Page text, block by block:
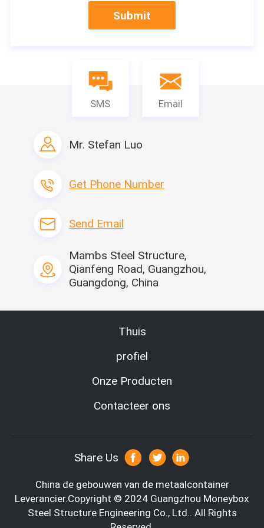
24 uren online &one aan de één dienst, lossen efficiënt
3.Customers zijn warm wordt ingestemd met om onze
fabriek op elk ogenblik, zelfs tijdens vakantie te bezoeken
product het verschepen.
Submit
SMS Email
Mr. Stefan Luo
Get Phone Number
Send Email
Mambs Steel Structure,
Qianfeng Road, Guangzhou,
Guangdong, China
Thuis
profiel
Onze Producten
Contacteer ons
Share Us
China de gebouwen van de metaalcontainer
Leverancier.Copyright © 2024 Guangzhou Moneybox
Steel Structure Engineering Co., Ltd.. All Rights